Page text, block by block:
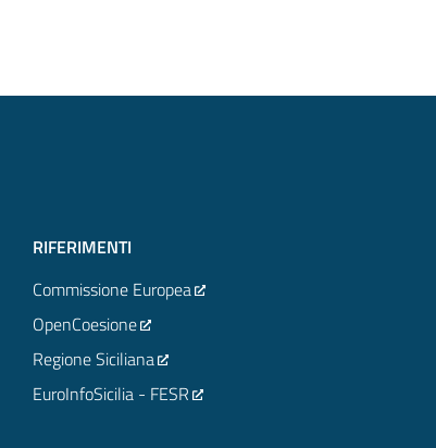
RIFERIMENTI
Commissione Europea
OpenCoesione
Regione Siciliana
EuroInfoSicilia - FESR